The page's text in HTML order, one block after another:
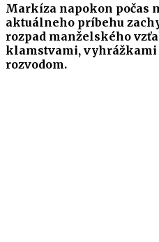
Markíza napokon počas
aktuálneho príbehu
rozpad manželského
klamstvami, vyhrážkami
rozvodom.